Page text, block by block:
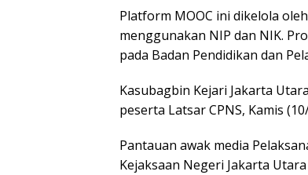
Platform MOOC ini dikelola
menggunakan NIP dan NIK.
pada Badan Pendidikan dan
Kasubagbin Kejari Jakarta
peserta Latsar CPNS, Kamis
Pantauan awak media
Kejaksaan Negeri Jakarta